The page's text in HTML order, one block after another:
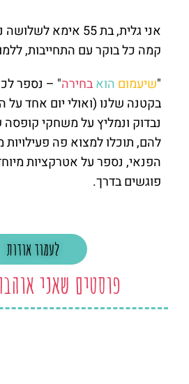
אני גלית, בת 55 אימא לשלושה נפלאים.
קמה כל בוקר עם התחייבות,
"שיעמום הואבחירה" – נספר
בקטנה שלנו (ואולי יום אחד על
נבדוק ונמליץ על משחקי קופסה
להם, תוכלו למצוא פה פעילויות
הפנאי, נספר על אטרקציות
פוגשים בדרך.
לעמוד אודות
פוסטים שאני